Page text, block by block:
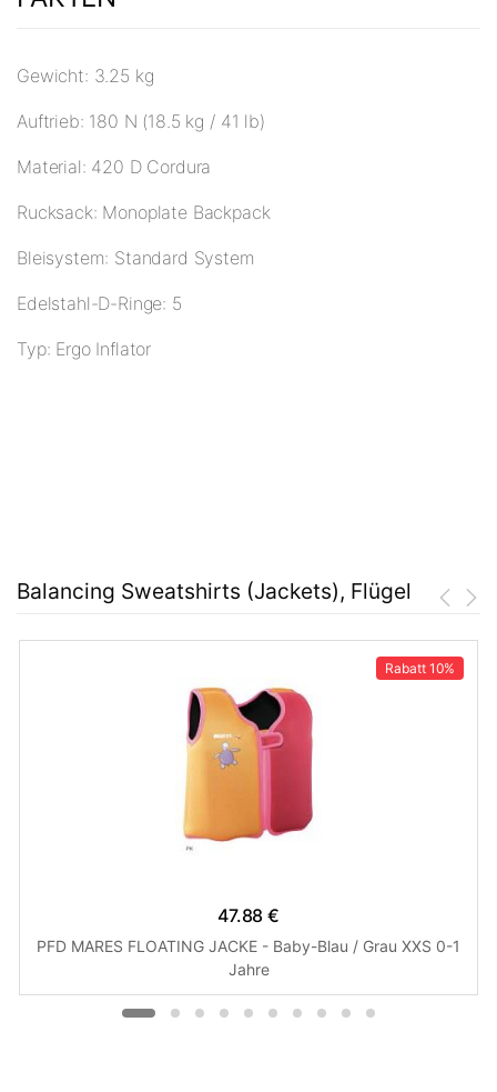
Gewicht: 3.25 kg
Auftrieb: 180 N (18.5 kg / 41 lb)
Material: 420 D Cordura
Rucksack: Monoplate Backpack
Bleisystem: Standard System
Edelstahl-D-Ringe: 5
Typ: Ergo Inflator
Balancing Sweatshirts (Jackets), Flügel
Rabatt 10%
47.88 €
PFD MARES FLOATING JACKE - Baby-Blau / Grau XXS 0-1
Jahre